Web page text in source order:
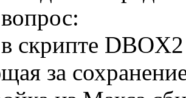
скрипте
за